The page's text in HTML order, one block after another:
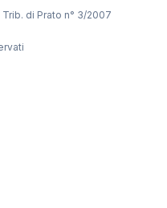
Trib. di Prato n° 3/2007